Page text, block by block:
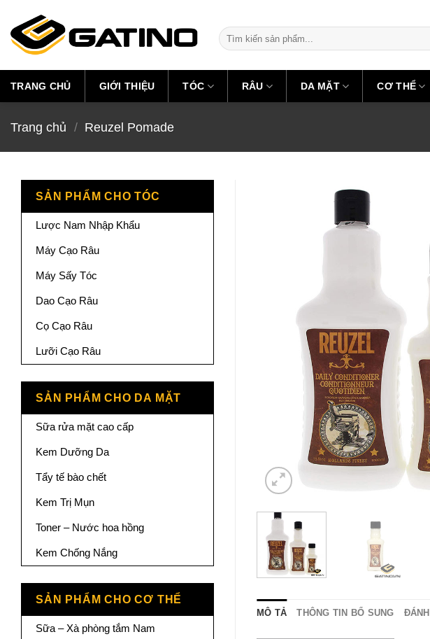
content
Tìm
kiếm:
TRANG CHỦ GIỚI THIỆU TÓC RÂU DA MẶT CƠ THỂ
Trang chủ / Reuzel Pomade
SẢN PHẨM CHO TÓC
Lược Nam Nhập Khẩu
Máy Cạo Râu
Máy Sấy Tóc
Dao Cạo Râu
Cọ Cạo Râu
Lưỡi Cạo Râu
SẢN PHẨM CHO DA MẶT
Sữa rửa mặt cao cấp
Kem Dưỡng Da
Tẩy tế bào chết
Kem Trị Mụn
Toner – Nước hoa hồng
Kem Chống Nắng
SẢN PHẨM CHO CƠ THỂ
Sữa – Xà phòng tắm Nam
MÔ TẢ THÔNG TIN BỔ SUNG